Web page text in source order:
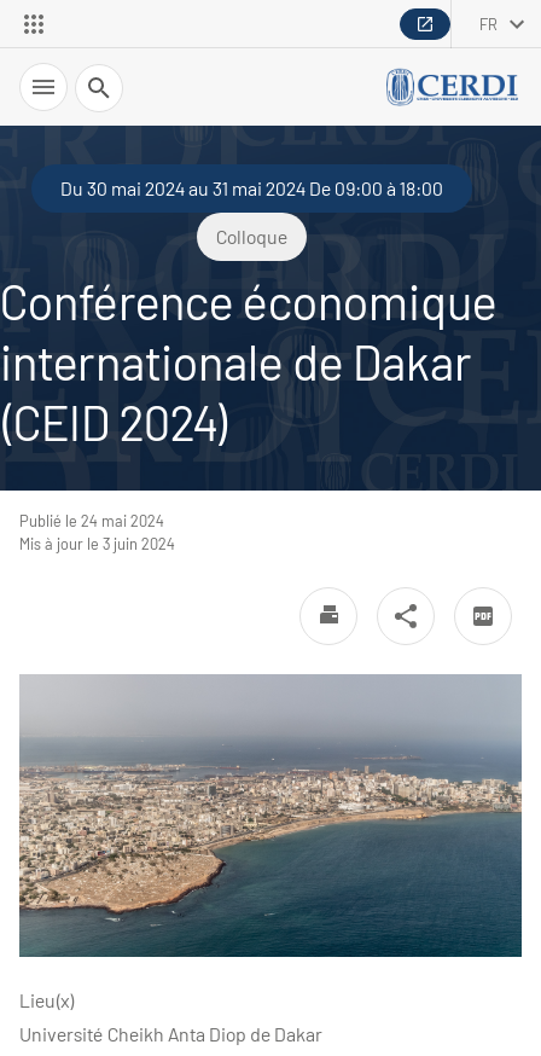
FR
Recherche
Du 30 mai 2024 au 31 mai 2024 De 09:00 à 18:00
Colloque
Conférence économique
internationale de Dakar
(CEID 2024)
Publié le 24 mai 2024
Mis à jour le 3 juin 2024
Lieu(x)
Université Cheikh Anta Diop de Dakar